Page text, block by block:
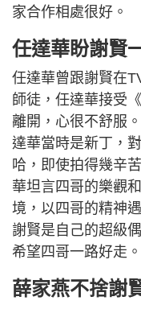
家合作相處很好。
任達華盼謝賢
任達華曾跟謝賢在
師徒，任達華接受
離開，心很不舒服
達華當時是新丁，
哈，即使拍得幾辛
華坦言四哥的樂觀
境，以四哥的精神
謝賢是自己的超級
希望四哥一路好走。
薛家燕不捨謝